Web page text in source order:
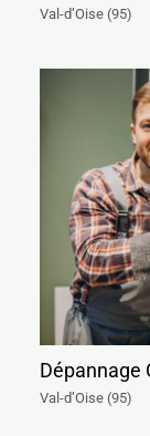
Val-d’Oise (95)
Dépannage
Val-d’Oise (95)